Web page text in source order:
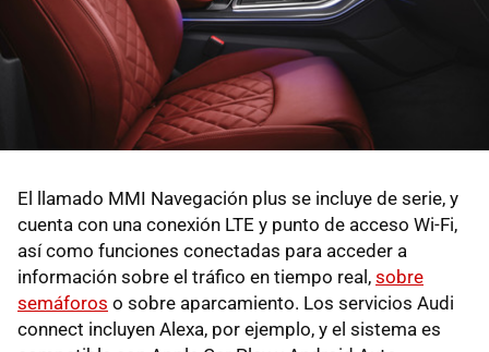
El llamado MMI Navegación plus se incluye de serie, y
cuenta con una conexión LTE y punto de acceso Wi-Fi,
así como funciones conectadas para acceder a
información sobre el tráfico en tiempo real, sobre
semáforos o sobre aparcamiento. Los servicios Audi
connect incluyen Alexa, por ejemplo, y el sistema es